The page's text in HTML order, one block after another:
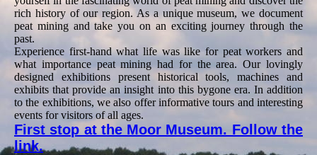
rich history of our region. As a unique museum, we document
peat mining and take you on an exciting journey through the
past.
Experience first-hand what life was like for peat workers and
what importance peat mining had for the area. Our lovingly
designed exhibitions present historical tools, machines and
exhibits that provide an insight into this bygone era. In addition
to the exhibitions, we also offer informative tours and interesting
events for visitors of all ages.
First stop at the Moor Museum. Follow the
link.